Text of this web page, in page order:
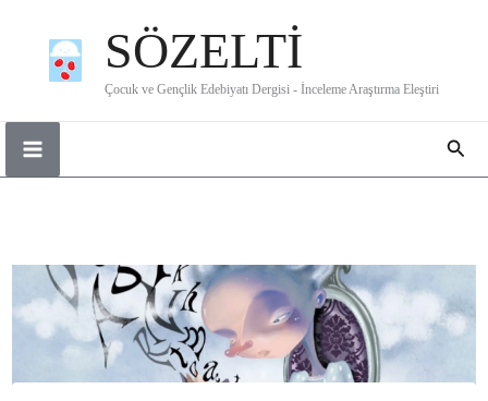
SÖZELTİ
Çocuk ve Gençlik Edebiyatı Dergisi - İnceleme Araştırma Eleştiri